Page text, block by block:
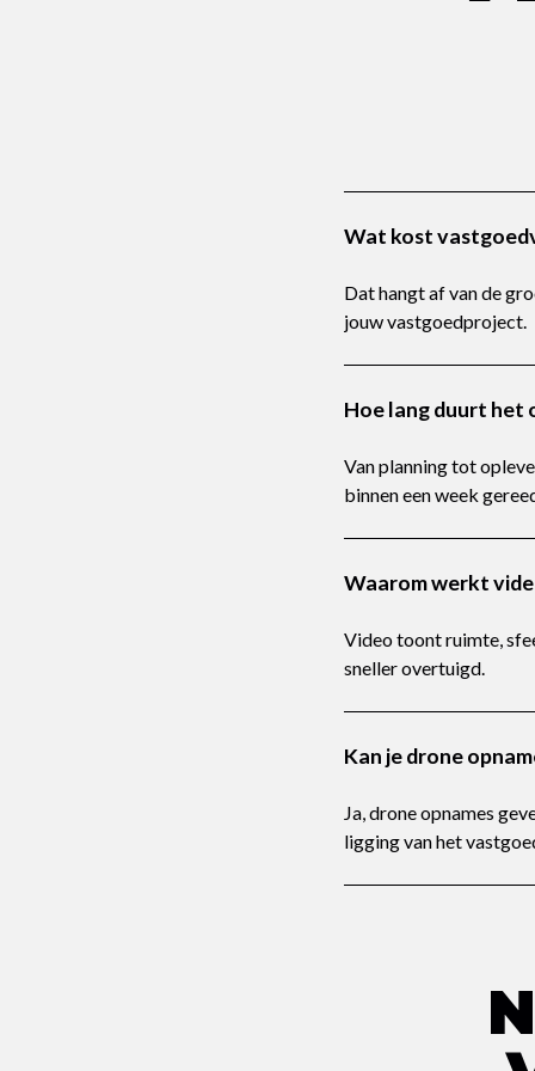
Wat kost
Dat hangt af van de
jouw vastgoedproject.
Hoe lang duurt het
Van planning tot
binnen een week
Waarom werkt
Video toont ruimte,
sneller overtuigd.
Kan je drone
Ja, drone opnames
ligging van het